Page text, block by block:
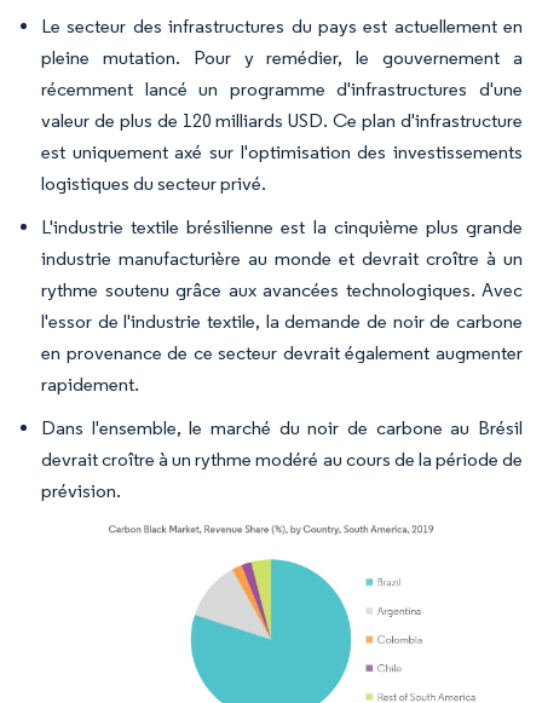
Le secteur des infrastructures du pays est actuellement en
pleine mutation. Pour y remédier, le gouvernement a
récemment lancé un programme d'infrastructures d'une
valeur de plus de 120 milliards USD. Ce plan d'infrastructure
est uniquement axé sur l'optimisation des investissements
logistiques du secteur privé.
L'industrie textile brésilienne est la cinquième plus grande
industrie manufacturière au monde et devrait croître à un
rythme soutenu grâce aux avancées technologiques. Avec
l'essor de l'industrie textile, la demande de noir de carbone
en provenance de ce secteur devrait également augmenter
rapidement.
Dans l'ensemble, le marché du noir de carbone au Brésil
devrait croître à un rythme modéré au cours de la période de
prévision.